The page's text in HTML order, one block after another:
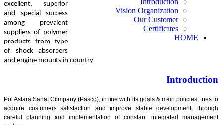
Vision
excellent, superior
and special success
among prevalent
suppliers of polymer
products from type
of shock absorbers
and engine mounts in country
Pol Astara Sanat Company (Pasco), in line with its goals
acquire costumers satisfaction and improve stable
careful planning and implementation of constant